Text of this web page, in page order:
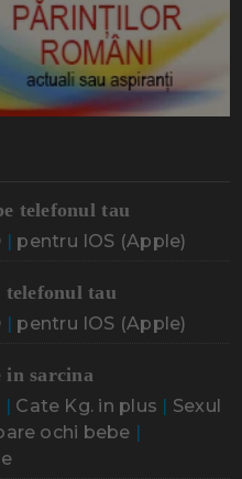
telefonul tau
| pentru IOS (Apple)
tau
| pentru IOS (Apple)
in sarcina
| Cate Kg. in plus | Sexul
ochi bebe |